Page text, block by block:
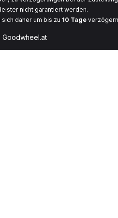
nicht garantiert werden.
daher um bis zu 10 Tage